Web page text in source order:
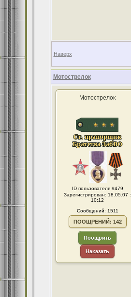
Наверх
Мотострелок
Мотострелок
ID пользователя #479
Зарегистрирован: 18.05.07 :
10:12
Сообщений: 1511
ПООЩРЕНИЙ: 142
Поощрить
Наказать